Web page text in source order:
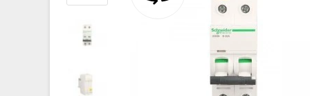
Gniazda i łączniki
Oprawy oświetleniowe